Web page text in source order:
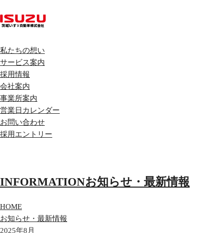
私たちの想い
サービス案内
採用情報
会社案内
事業所案内
営業日カレンダー
お問い合わせ
採用エントリー
INFORMATIONお知らせ・最新情報
HOME
お知らせ・最新情報
2025年8月